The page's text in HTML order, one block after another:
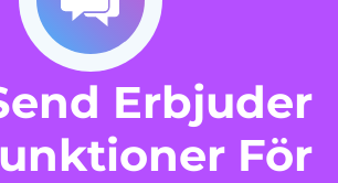
Erbjuder
För